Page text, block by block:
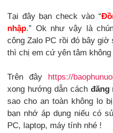
Tại đây bạn check vào “
nhập.” Ok như vậy là
công Zalo PC rồi đó bây
thì chị em cứ yên tâm
Trên đây https://
xong hướng dẫn cách đăng
sao cho an toàn không lo
bạn nhớ áp dụng niếu có
PC, laptop, máy tính nhé !